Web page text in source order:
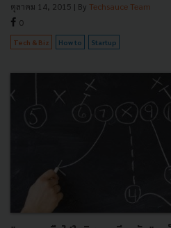
ตุลาคม 14, 2015 | By Techsauce Team
0
Tech & Biz How to Startup